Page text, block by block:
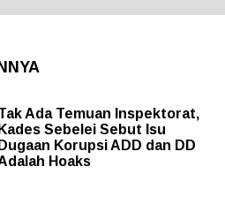
Ada Temuan Inspektorat,
Kades Sebelei Sebut Isu
Dugaan Korupsi ADD dan DD
Hoaks